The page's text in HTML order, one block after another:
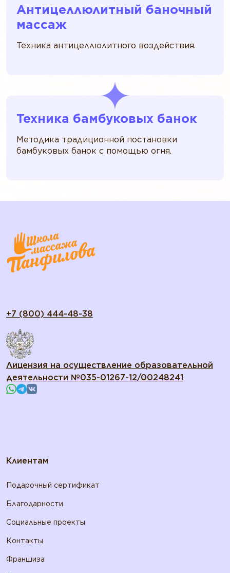
Антицеллюлитный баночный
массаж
Техника антицеллюлитного воздействия.
Техника бамбуковых банок
Методика традиционной постановки
бамбуковых банок с помощью огня.
Лицензия на осуществление образовательной
деятельности №035-01267-12/00248241
Клиентам
Подарочный сертификат
Благодарности
Социальные проекты
Контакты
Франшиза
+7 (800) 444-48-38